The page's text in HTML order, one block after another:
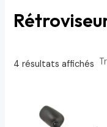
4 résultats affichés